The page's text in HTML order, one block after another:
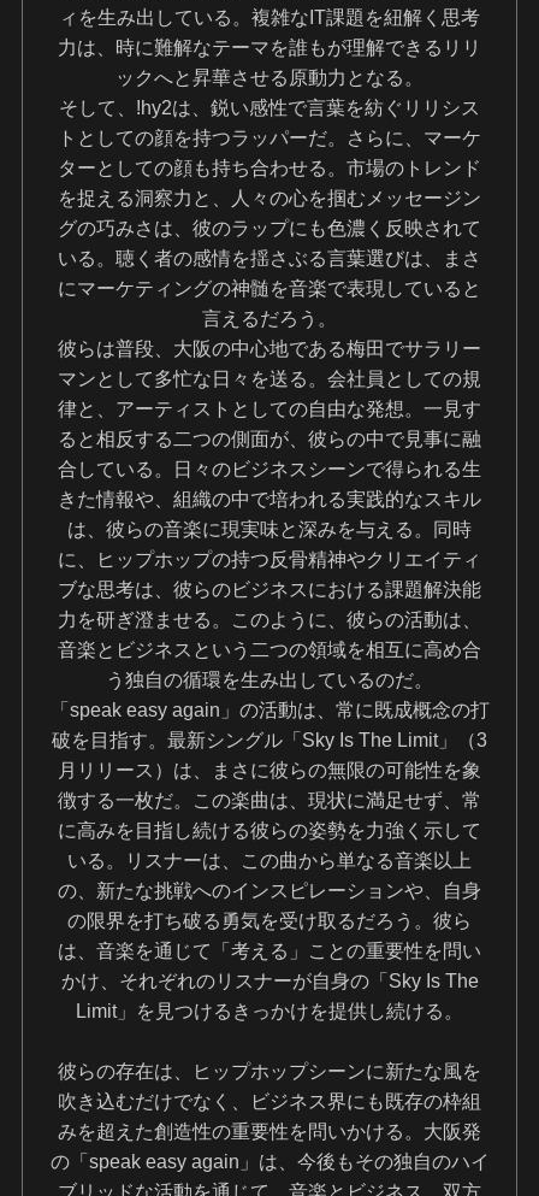
ィを生み出している。複雑なIT課題を紐解く思考
力は、時に難解なテーマを誰もが理解できるリリ
ックへと昇華させる原動力となる。
そして、!hy2は、鋭い感性で言葉を紡ぐリリシス
トとしての顔を持つラッパーだ。さらに、マーケ
ターとしての顔も持ち合わせる。市場のトレンド
を捉える洞察力と、人々の心を掴むメッセージン
グの巧みさは、彼のラップにも色濃く反映されて
いる。聴く者の感情を揺さぶる言葉選びは、まさ
にマーケティングの神髄を音楽で表現していると
言えるだろう。
彼らは普段、大阪の中心地である梅田でサラリー
マンとして多忙な日々を送る。会社員としての規
律と、アーティストとしての自由な発想。一見す
ると相反する二つの側面が、彼らの中で見事に融
合している。日々のビジネスシーンで得られる生
きた情報や、組織の中で培われる実践的なスキル
は、彼らの音楽に現実味と深みを与える。同時
に、ヒップホップの持つ反骨精神やクリエイティ
ブな思考は、彼らのビジネスにおける課題解決能
力を研ぎ澄ませる。このように、彼らの活動は、
音楽とビジネスという二つの領域を相互に高め合
う独自の循環を生み出しているのだ。
「speak easy again」の活動は、常に既成概念の打
破を目指す。最新シングル「Sky Is The Limit」（3
月リリース）は、まさに彼らの無限の可能性を象
徴する一枚だ。この楽曲は、現状に満足せず、常
に高みを目指し続ける彼らの姿勢を力強く示して
いる。リスナーは、この曲から単なる音楽以上
の、新たな挑戦へのインスピレーションや、自身
の限界を打ち破る勇気を受け取るだろう。彼ら
は、音楽を通じて「考える」ことの重要性を問い
かけ、それぞれのリスナーが自身の「Sky Is The
Limit」を見つけるきっかけを提供し続ける。
彼らの存在は、ヒップホップシーンに新たな風を
吹き込むだけでなく、ビジネス界にも既存の枠組
みを超えた創造性の重要性を問いかける。大阪発
の「speak easy again」は、今後もその独自のハイ
ブリッドな活動を通じて、音楽とビジネス、双方